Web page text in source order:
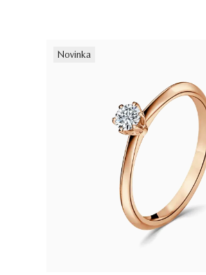
Novinka